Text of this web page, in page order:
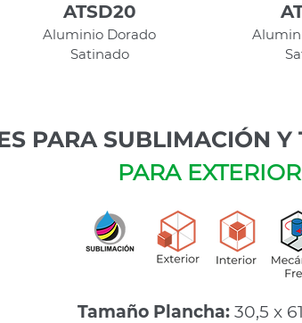
ATSD20
Aluminio Dorado
Satinado
PARA SUBLIMACIÓN Y
PARA EXTERIOR
Tamaño Plancha: 30,5 x